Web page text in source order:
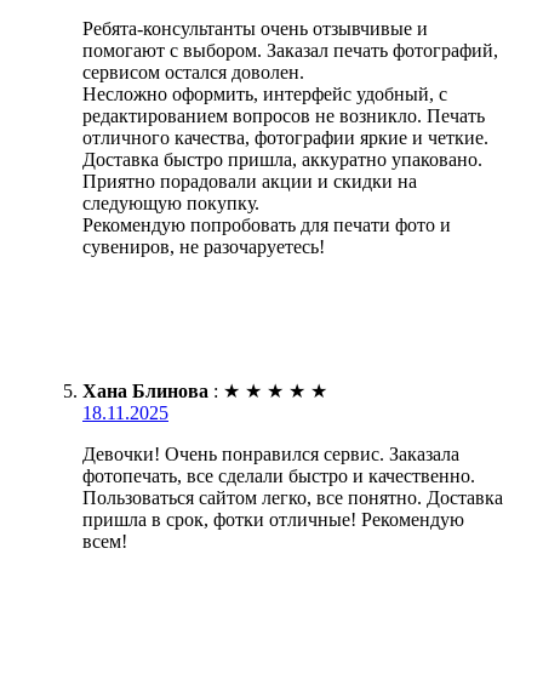
Ребята-консультанты очень отзывчивые и
помогают с выбором. Заказал печать фотографий,
сервисом остался доволен.
Несложно оформить, интерфейс удобный, с
редактированием вопросов не возникло. Печать
отличного качества, фотографии яркие и четкие.
Доставка быстро пришла, аккуратно упаковано.
Приятно порадовали акции и скидки на
следующую покупку.
Рекомендую попробовать для печати фото и
сувениров, не разочаруетесь!
Хана Блинова : ★ ★ ★ ★ ★
18.11.2025
Девочки! Очень понравился сервис. Заказала
фотопечать, все сделали быстро и качественно.
Пользоваться сайтом легко, все понятно. Доставка
пришла в срок, фотки отличные! Рекомендую
всем!